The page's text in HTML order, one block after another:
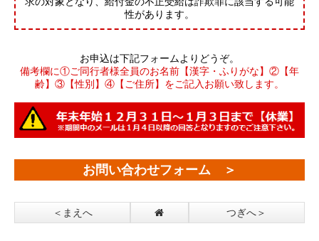
性があります。
お申込は下記フォームよりどうぞ。
備考欄に①ご同行者様全員のお名前【漢字・ふりがな】②【年
齢】③【性別】④【ご住所】をご記入お願い致します。
お問い合わせフォーム ＞
＜まえへ つぎへ＞